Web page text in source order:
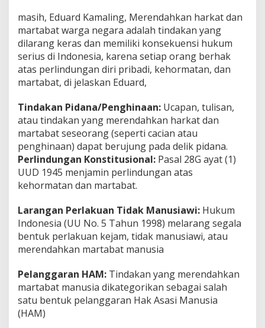
masih, Eduard Kamaling, Merendahkan harkat dan
martabat warga negara adalah tindakan yang
dilarang keras dan memiliki konsekuensi hukum
serius di Indonesia, karena setiap orang berhak
atas perlindungan diri pribadi, kehormatan, dan
martabat, di jelaskan Eduard,
Tindakan Pidana/Penghinaan: Ucapan, tulisan,
atau tindakan yang merendahkan harkat dan
martabat seseorang (seperti cacian atau
penghinaan) dapat berujung pada delik pidana.
Perlindungan Konstitusional: Pasal 28G ayat (1)
UUD 1945 menjamin perlindungan atas
kehormatan dan martabat.
Larangan Perlakuan Tidak Manusiawi: Hukum
Indonesia (UU No. 5 Tahun 1998) melarang segala
bentuk perlakuan kejam, tidak manusiawi, atau
merendahkan martabat manusia
Pelanggaran HAM: Tindakan yang merendahkan
martabat manusia dikategorikan sebagai salah
satu bentuk pelanggaran Hak Asasi Manusia
(HAM)